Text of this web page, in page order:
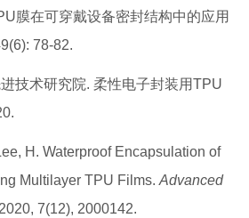
膜在可穿戴设备密封结构中的应用
78-82.
技术研究院. 柔性电子封装用TPU
H. Waterproof Encapsulation of
Multilayer TPU Films. Advanced
7(12), 2000142.